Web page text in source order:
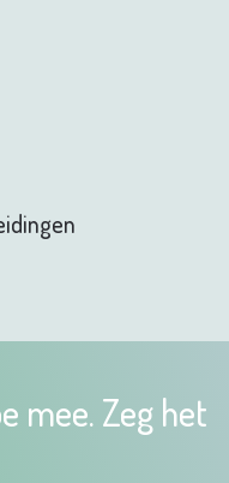
mee. Zeg het